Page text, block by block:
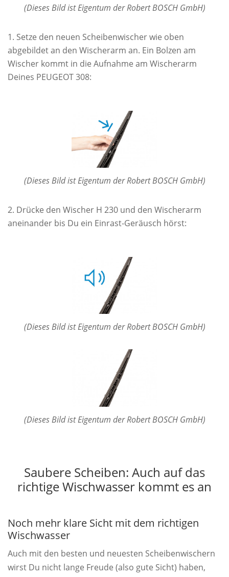
(Dieses Bild ist Eigentum der Robert BOSCH GmbH)
Setze den neuen Scheibenwischer wie oben
abgebildet an den Wischerarm an. Ein Bolzen am
Wischer kommt in die Aufnahme am Wischerarm
Deines PEUGEOT 308:
(Dieses Bild ist Eigentum der Robert BOSCH GmbH)
Drücke den Wischer H 230 und den Wischerarm
aneinander bis Du ein Einrast-Geräusch hörst:
(Dieses Bild ist Eigentum der Robert BOSCH GmbH)
(Dieses Bild ist Eigentum der Robert BOSCH GmbH)
Saubere Scheiben: Auch auf das
richtige Wischwasser kommt es an
Noch mehr klare Sicht mit dem richtigen
Wischwasser
Auch mit den besten und neuesten Scheibenwischern
wirst Du nicht lange Freude (also gute Sicht) haben,